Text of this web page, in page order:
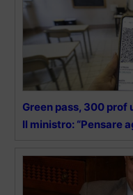
Green pass, 300 prof
Il ministro: “Pensare